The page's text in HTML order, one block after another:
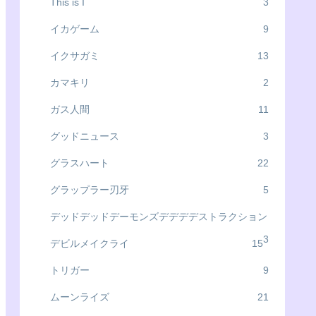
イカゲーム 9
イクサガミ 13
カマキリ 2
ガス人間 11
グッドニュース 3
グラスハート 22
グラップラー刃牙 5
デッドデッドデーモンズデデデデストラクション
3
デビルメイクライ 15
トリガー 9
ムーンライズ 21